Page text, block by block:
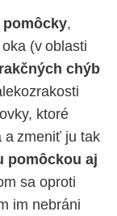
,
oka (v oblasti
chýb
ktoré
a zmeniť ju tak
pomôckou aj
sa oproti
im nebráni